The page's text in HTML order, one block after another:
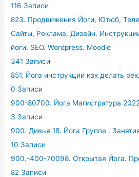
116 Записи
823. Продвижения Йоги, Ютюб,
Сайты, Реклама, Дизайн.
йоги. SEO. Wordpress. Moodle
341 Записи
851. Йога инструкции как делать
0 Записи
900-80700. Йога Магистратура
3 Записи
900. Дивья 18. Йога Группа .
10 Записи
900.-400-70098. Открытая Йога.
82 Записи